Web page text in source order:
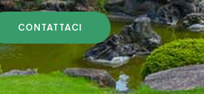
CONTATTACI